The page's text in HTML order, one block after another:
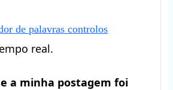
de palavras controlos
real.
a minha postagem foi